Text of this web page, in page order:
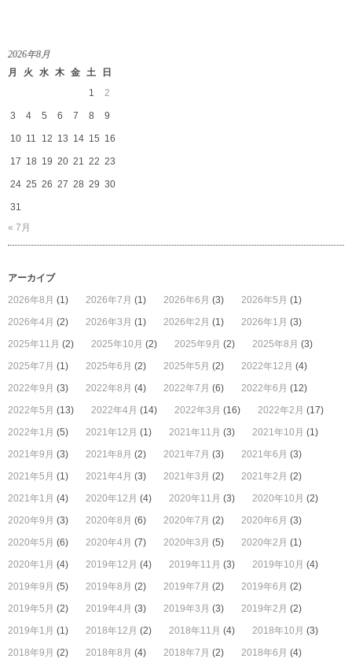
2026年8月
月
火 水 木 金 土
日
1
2
3 4 5 6 7 8 9
10 11 12 13 14 15 16
17 18 19 20 21 22 23
24 25 26 27 28 29 30
31
« 7月
アーカイブ
2026年8月 (1) 2026年7月 (1) 2026年6月 (3) 2026年5月 (1)
2026年4月 (2) 2026年3月 (1) 2026年2月 (1) 2026年1月 (3)
2025年11月 (2) 2025年10月 (2) 2025年9月 (2) 2025年8月 (3)
2025年7月 (1) 2025年6月 (2) 2025年5月 (2) 2022年12月 (4)
2022年9月 (3) 2022年8月 (4) 2022年7月 (6) 2022年6月 (12)
2022年5月 (13) 2022年4月 (14) 2022年3月 (16) 2022年2月 (17)
2022年1月 (5) 2021年12月 (1) 2021年11月 (3) 2021年10月 (1)
2021年9月 (3) 2021年8月 (2) 2021年7月 (3) 2021年6月 (3)
2021年5月 (1) 2021年4月 (3) 2021年3月 (2) 2021年2月 (2)
2021年1月 (4) 2020年12月 (4) 2020年11月 (3) 2020年10月 (2)
2020年9月 (3) 2020年8月 (6) 2020年7月 (2) 2020年6月 (3)
2020年5月 (6) 2020年4月 (7) 2020年3月 (5) 2020年2月 (1)
2020年1月 (4) 2019年12月 (4) 2019年11月 (3) 2019年10月 (4)
2019年9月 (5) 2019年8月 (2) 2019年7月 (2) 2019年6月 (2)
2019年5月 (2) 2019年4月 (3) 2019年3月 (3) 2019年2月 (2)
2019年1月 (1) 2018年12月 (2) 2018年11月 (4) 2018年10月 (3)
2018年9月 (2) 2018年8月 (4) 2018年7月 (2) 2018年6月 (4)